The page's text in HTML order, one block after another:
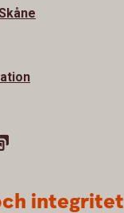
integritet